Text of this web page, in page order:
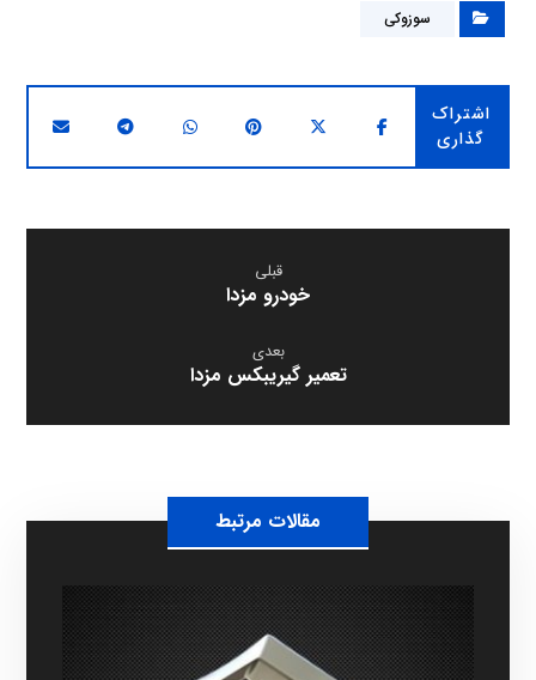
سوزوکی
قبلی
خودرو مزدا
بعدی
تعمیر گیریبکس مزدا
مقالات مرتبط